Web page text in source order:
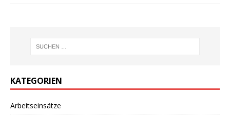
KATEGORIEN
Arbeitseinsätze